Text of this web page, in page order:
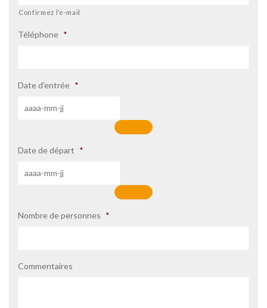
Confirmez l’e-mail
Téléphone *
Date d'entrée *
Date de départ *
Nombre de personnes *
Commentaires